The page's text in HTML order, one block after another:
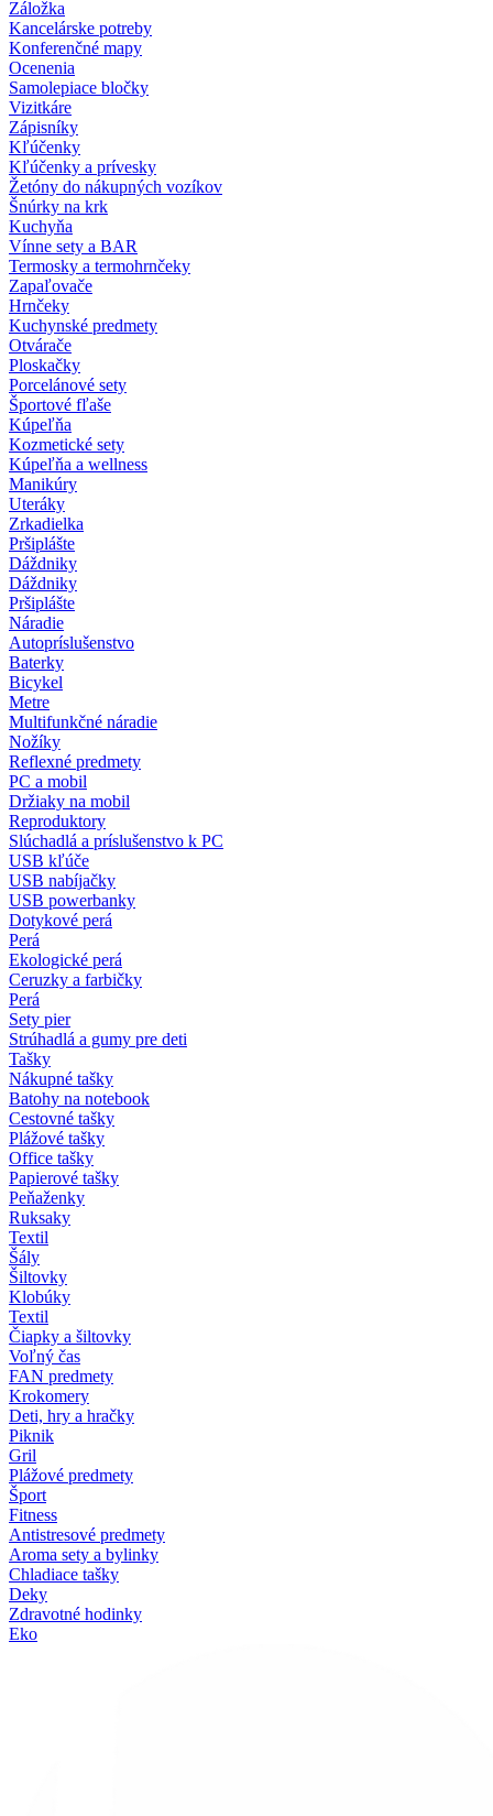
Záložka
Kancelárske potreby
Konferenčné mapy
Ocenenia
Samolepiace bločky
Vizitkáre
Zápisníky
Kľúčenky
Kľúčenky a prívesky
Žetóny do nákupných vozíkov
Šnúrky na krk
Kuchyňa
Vínne sety a BAR
Termosky a termohrnčeky
Zapaľovače
Hrnčeky
Kuchynské predmety
Otvárače
Ploskačky
Porcelánové sety
Športové fľaše
Kúpeľňa
Kozmetické sety
Kúpeľňa a wellness
Manikúry
Uteráky
Zrkadielka
Pršiplášte
Dáždniky
Dáždniky
Pršiplášte
Náradie
Autopríslušenstvo
Baterky
Bicykel
Metre
Multifunkčné náradie
Nožíky
Reflexné predmety
PC a mobil
Držiaky na mobil
Reproduktory
Slúchadlá a príslušenstvo k PC
USB kľúče
USB nabíjačky
USB powerbanky
Dotykové perá
Perá
Ekologické perá
Ceruzky a farbičky
Perá
Sety pier
Strúhadlá a gumy pre deti
Tašky
Nákupné tašky
Batohy na notebook
Cestovné tašky
Plážové tašky
Office tašky
Papierové tašky
Peňaženky
Ruksaky
Textil
Šály
Šiltovky
Klobúky
Textil
Čiapky a šiltovky
Voľný čas
FAN predmety
Krokomery
Deti, hry a hračky
Piknik
Gril
Plážové predmety
Šport
Fitness
Antistresové predmety
Aroma sety a bylinky
Chladiace tašky
Deky
Zdravotné hodinky
Eko